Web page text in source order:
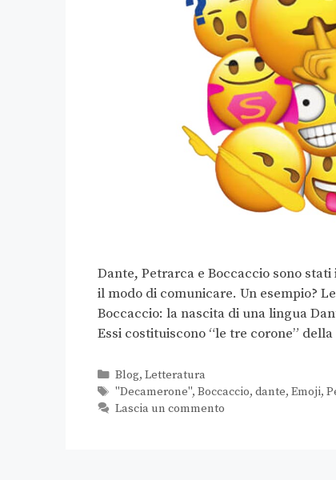
Dante, Petrarca e Boccaccio sono
il modo di comunicare. Un esempio?
Boccaccio: la nascita di una lingua
Essi costituiscono “le tre corone”
Blog, Letteratura
"Decamerone", Boccaccio, dante, Emoji,
Lascia un commento